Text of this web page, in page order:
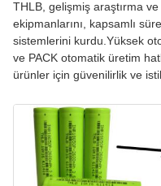
THLB, gelişmiş araştırma
ekipmanlarını, kapsamlı
sistemlerini kurdu.Yüksek
ve PACK otomatik üretim
ürünler için güvenilirlik ve